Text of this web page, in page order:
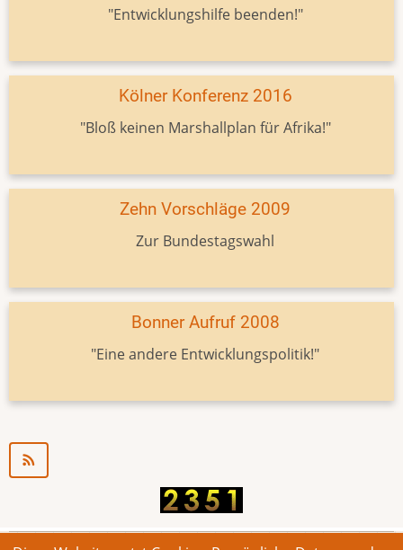
"Entwicklungshilfe beenden!"
Kölner Konferenz 2016
"Bloß keinen Marshallplan für Afrika!"
Zehn Vorschläge 2009
Zur Bundestagswahl
Bonner Aufruf 2008
"Eine andere Entwicklungspolitik!"